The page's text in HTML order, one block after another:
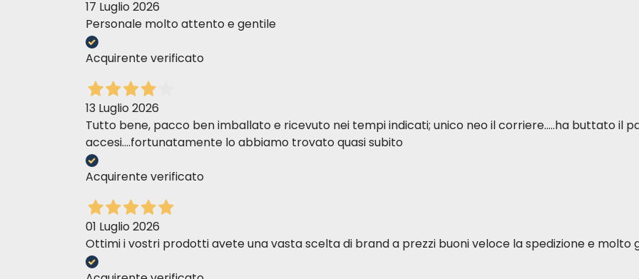
17 Luglio 2026
Personale molto attento e gentile
Acquirente verificato
13 Luglio 2026
Tutto bene, pacco ben imballato e ricevuto nei tempi indicati; unico neo il corriere.....ha buttato il
accesi....fortunatamente lo abbiamo trovato quasi subito
Acquirente verificato
01 Luglio 2026
Ottimi i vostri prodotti avete una vasta scelta di brand a prezzi buoni veloce la spedizione e molto